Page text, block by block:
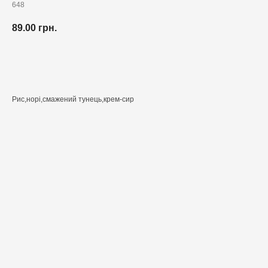
648
89.00 грн.
Рис,норі,смажений тунець,крем-сир